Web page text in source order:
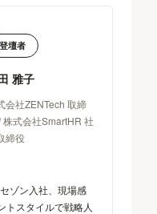
登壇者
雅子
会社ZENTech 取締
株式会社SmartHR 社
締役
ゾン入社、現場感
トスタイルで戦略人